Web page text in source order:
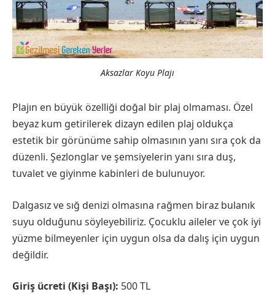
Aksazlar Koyu Plajı
Plajın en büyük özelliği doğal bir plaj olmaması. Özel
beyaz kum getirilerek dizayn edilen plaj oldukça
estetik bir görünüme sahip olmasının yanı sıra çok da
düzenli. Şezlonglar ve şemsiyelerin yanı sıra duş,
tuvalet ve giyinme kabinleri de bulunuyor.
Dalgasız ve sığ denizi olmasına rağmen biraz bulanık
suyu olduğunu söyleyebiliriz. Çocuklu aileler ve çok iyi
yüzme bilmeyenler için uygun olsa da dalış için uygun
değildir.
Giriş ücreti (Kişi Başı): 500 TL